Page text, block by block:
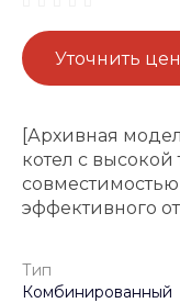
Уточнить
[Архивная
котел с
эффективного
Тип
Комбинированный